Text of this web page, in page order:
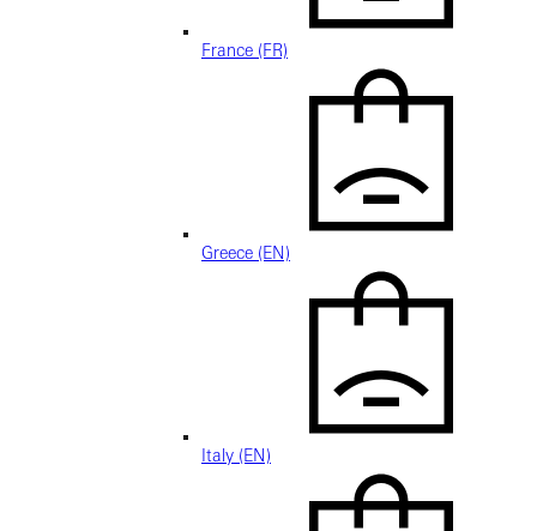
France (FR)
Greece (EN)
Italy (EN)